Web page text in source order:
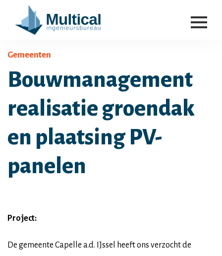
Gemeenten
Bouwmanagement
realisatie groendak
en plaatsing PV-
panelen
Project:
De gemeente Capelle a.d. IJssel heeft ons verzocht de